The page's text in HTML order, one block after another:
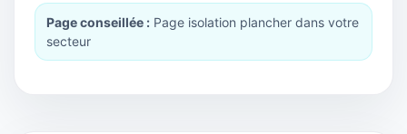
Page conseillée : Page isolation plancher dans votre
secteur